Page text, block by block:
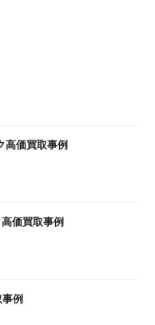
高価買取事例
価買取事例
事例